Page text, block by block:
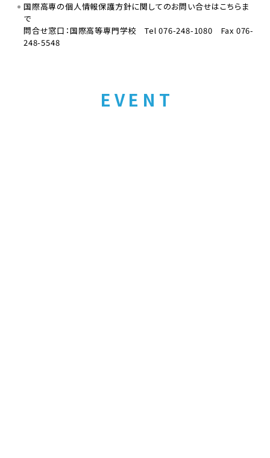
国際高専の個人情報保護方針に関してのお問い合せはこちらま
で
問合せ窓口：国際高等専門学校 Tel 076-248-1080 Fax 076-
248-5548
EVENT